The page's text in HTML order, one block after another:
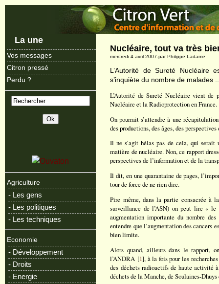
La une
Vos messages
Citron pressé
Perdu ?
Agriculture
- Les gens
- Les politiques
- Les techniques
Economie
- Développement
- Droits
- Energie
Nucléaire, tout va très
mercredi 4 avril 2007.par Philippe Ladame
L’Autorité de Sureté Nucléaire
s’inquiète du nombre de malades
L’Autorité de Sureté Nucléaire vient de
Nucléaire et la Radioprotection en France.
On pourrait s’attendre à une
des productions, des âges, des
Il ne s’agit hélas pas de cela, qui
matière de nucléaire. Non, ce rapport
perspectives de l’information et de la
Il dit, en une quarantaine de pages,
tour de force de ne rien dire.
Pire même, dans la partie consacrée à
surveillance de l’ASN) on peut lire «
augmentation importante du nombre
entendre que l’augmentation des cancers
bien limite.
Alors quand, ailleurs dans le rapport,
l’ANDRA [1], à la fois pour les
des déchets radioactifs de haute activité
déchets de la Manche, de Soulaines-